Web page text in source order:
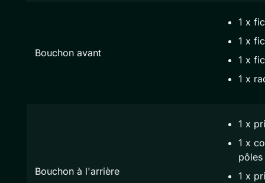
Bouchon avant
1 x
1 x
1 x
1 x
Bouchon à l'arrière
1 x
1 x
pôles
1 x